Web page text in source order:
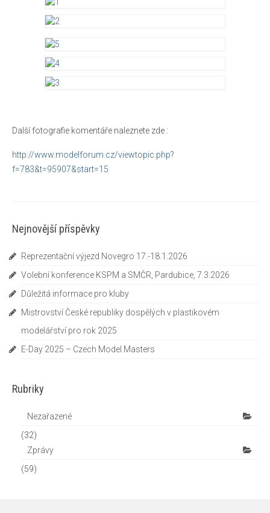
Další fotografie komentáře naleznete zde :
http://www.modelforum.cz/viewtopic.php?
f=783&t=95907&start=15
Nejnovější příspěvky
Reprezentační výjezd Novegro 17.-18.1.2026
Volební konference KSPM a SMČR, Pardubice, 7.3.2026
Důležitá informace pro kluby
Mistrovství České republiky dospělých v plastikovém
modelářství pro rok 2025
E-Day 2025 – Czech Model Masters
Rubriky
Nezařazené
(32)
Zprávy
(59)